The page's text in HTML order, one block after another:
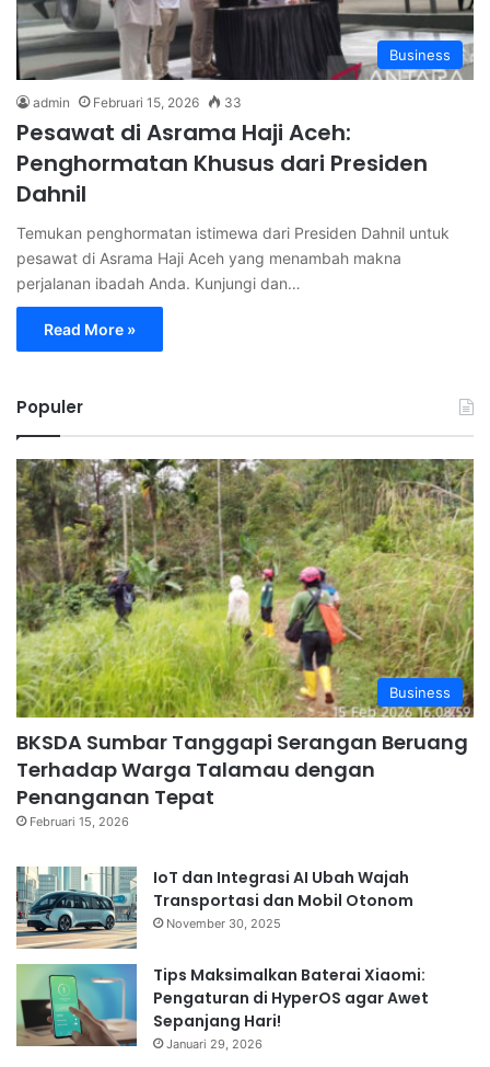
Business
admin Februari 15, 2026 33
Pesawat di Asrama Haji Aceh:
Penghormatan Khusus dari Presiden
Dahnil
Temukan penghormatan istimewa dari Presiden Dahnil untuk
pesawat di Asrama Haji Aceh yang menambah makna
perjalanan ibadah Anda. Kunjungi dan…
Read More »
Populer
Business
BKSDA Sumbar Tanggapi Serangan Beruang
Terhadap Warga Talamau dengan
Penanganan Tepat
Februari 15, 2026
⁠IoT dan Integrasi AI Ubah Wajah
Transportasi dan Mobil Otonom
November 30, 2025
Tips Maksimalkan Baterai Xiaomi:
Pengaturan di HyperOS agar Awet
Sepanjang Hari!
Januari 29, 2026